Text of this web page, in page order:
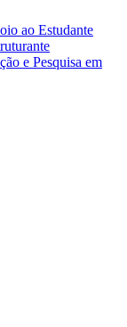
ao Estudante
e Pesquisa em